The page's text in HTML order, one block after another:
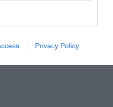
Privacy Policy